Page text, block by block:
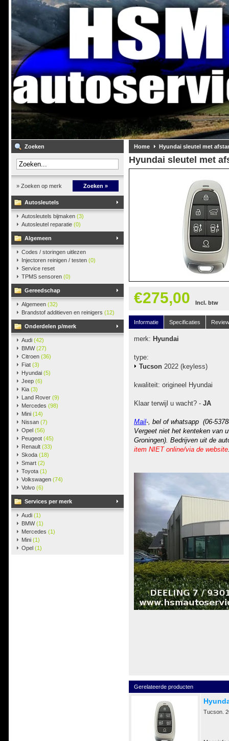
Zoeken
» Zoeken op merk Zoeken »
Autosleutels
Autosleutels bijmaken (3)
Autosleutel reparatie (0)
Algemeen
Codes / storingen uitlezen
Injectoren reinigen / testen (0)
Service reset
TPMS sensoren (0)
Gereedschap
Algemeen (32)
Brandstof additieven en reinigers (12)
Onderdelen p/merk
Audi (42)
BMW(27)
Citroen (36)
Fiat (3)
Hyundai (5)
Jeep (6)
Kia (3)
Land Rover (9)
Mercedes (98)
Mini (14)
Nissan (7)
Opel (56)
Peugeot (45)
Renault (33)
Skoda (18)
Smart (2)
Toyota (1)
Volkswagen (74)
Volvo (6)
Services per merk
Audi (1)
BMW(1)
Mercedes (1)
Mini (1)
Opel (1)
Home Hyundai sleutel met
Hyundai sleutel met
€275,00 Incl. btw
Informatie Specificaties
merk: Hyundai
type:
Tucson 2022 (keyless)
kwaliteit: origineel Hyundai
Klaar terwijl u wacht? - JA
Mail-, bel of whatsapp (06-
Vergeet niet het kenteken van
Groningen). Bedrijven uit de
item NIET online/via de website
Gerelateerde producten
Tucson.